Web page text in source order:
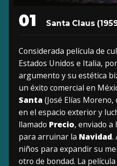
01 Santa Claus
Considerada película de
Estados Unidos e Italia,
argumento y su estética
un éxito comercial en
Santa (José Elías
en el espacio exterior y
llamado Precio, enviado
para arruinar la Navidad.
niños para expandir su
otro de bondad. La